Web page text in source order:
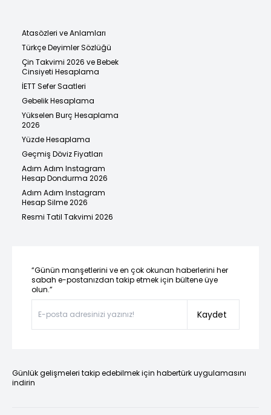
Atasözleri ve Anlamları
Türkçe Deyimler Sözlüğü
Çin Takvimi 2026 ve Bebek
Cinsiyeti Hesaplama
İETT Sefer Saatleri
Gebelik Hesaplama
Yükselen Burç Hesaplama
2026
Yüzde Hesaplama
Geçmiş Döviz Fiyatları
Adım Adım Instagram
Hesap Dondurma 2026
Adım Adım Instagram
Hesap Silme 2026
Resmi Tatil Takvimi 2026
“Günün manşetlerini ve en çok okunan haberlerini her
sabah e-postanızdan takip etmek için bültene üye
olun.”
Kaydet
Günlük gelişmeleri takip edebilmek için habertürk uygulamasını
indirin